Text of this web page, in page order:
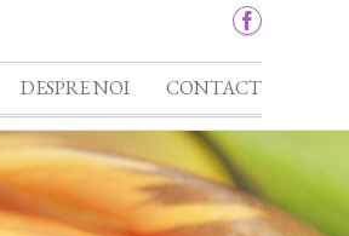
DESPRE NOI CONTACT